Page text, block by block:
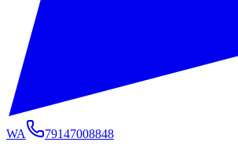
WA
79147008848